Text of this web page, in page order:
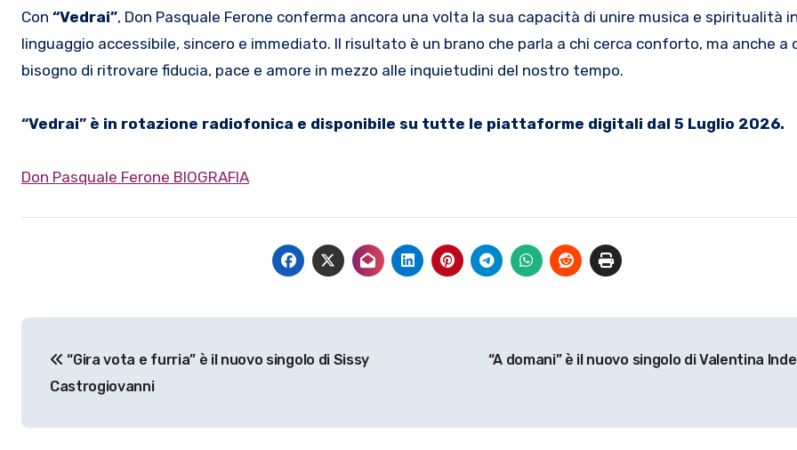
Con “Vedrai”, Don Pasquale Ferone conferma ancora una volta la sua capacità di unire musica e spiritualità
linguaggio accessibile, sincero e immediato. Il risultato è un brano che parla a chi cerca conforto, ma anche a
bisogno di ritrovare fiducia, pace e amore in mezzo alle inquietudini del nostro tempo.
“Vedrai” è in rotazione radiofonica e disponibile su tutte le piattaforme digitali dal 5 Luglio 2026.
Don Pasquale Ferone BIOGRAFIA
articoli
“Gira vota e furria” è il nuovo singolo di Sissy
Castrogiovanni
“A domani” è il nuovo singolo di Valentina